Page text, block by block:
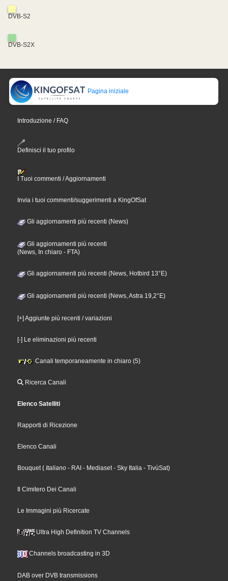
DVB-S2
DVB-S2X
Pagina iniziale
Introduzione / FAQ
Definisci il tuo profilo
I Tuoi commenti / Aggiornamenti
Invia i tuoi commenti/suggerimenti a KingOfSat
Gli aggiornamenti più recenti (News)
Gli aggiornamenti più recenti
(News, In chiaro - FTA)
Gli aggiornamenti più recenti (News, Hotbird 13°E)
Gli aggiornamenti più recenti (News, Astra 19,2°E)
[+] Aggiunte più recenti / variazioni
[-] Le eliminazioni più recenti
Canali temporaneamente in chiaro (5)
Ricerca Canali
Elenco Satelliti
Rapporti di Ricezione
Elenco Canali
Bouquet ( Italiano - RAI - Mediaset - Sky Italia - TivùSat)
Il Cimitero Dei Canali
Le Immagini più Ricercate
Ultra High Definition TV Channels
Channels broadcasting in 3D
DAB over DVB transmissions